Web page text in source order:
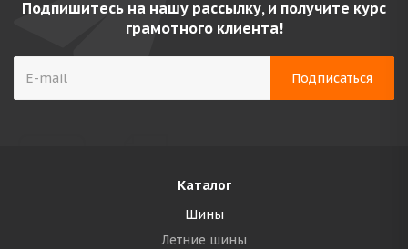
Подпишитесь на нашу рассылку, и получите курс
грамотного клиента!
Каталог
Шины
Летние шины